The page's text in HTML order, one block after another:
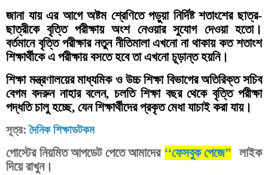
জানা যায় এর আগে অষ্টম শ্রেণিতে পড়ুয়া নির্দিষ্ট শতাংশের ছাত্র-
ছাত্রীকে বৃত্তি পরীক্ষায় অংশ নেওয়ার সুযোগ দেওয়া হতো।
বর্তমানে বৃত্তি পরীক্ষার নতুন নীতিমালা এখনো না থাকায় কত শতাংশ
শিক্ষার্থীকে এ পরীক্ষায় বসতে হবে তা এখনো চূড়ান্ত হয়নি।
শিক্ষা মন্ত্রণালয়ের মাধ্যমিক ও উচ্চ শিক্ষা বিভাগের অতিরিক্ত সচিব
বেগম বদরুন নাহার বলেন, চলতি শিক্ষা বছর থেকে বৃত্তি পরীক্ষা
পদ্ধতি চালু হচ্ছে, যেন শিক্ষার্থীদের প্রকৃত মেধা যাচাই করা যায়।
সূত্র:দৈনিক শিক্ষাডটকম
পোস্টের নিয়মিত আপডেট পেতে আমাদের ‘‘ফেসবুক পেজে”
লাইক
দিয়ে রাখুন।